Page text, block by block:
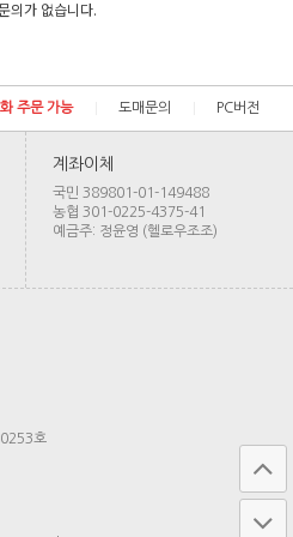
의가 없습니다.
주문 가능 도매문의 PC버전
계좌이체
국민 389801-01-149488
농협 301-0225-4375-41
예금주: 정윤영 (헬로우조조)
호